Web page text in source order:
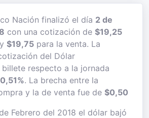
Nación finalizó el día 2 de
con una cotización de $19,25
$19,75 para la venta. La
del Dólar
billete respecto a la jornada
0,51%. La brecha entre la
y la de venta fue de $0,50
Febrero del 2018 el dólar bajó